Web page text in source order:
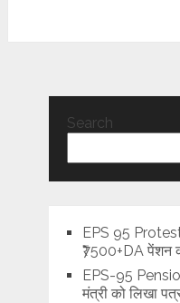
Search
EPS 95 Protest:
₹7500+DA पेंशन
EPS-95
मंत्री को लिखा